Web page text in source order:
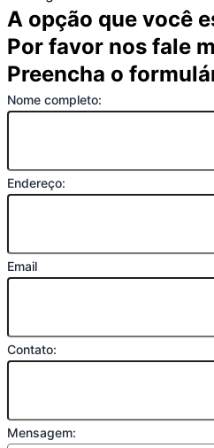
A opção que você
Por favor nos fale
Preencha o
Nome completo:
Endereço:
Email
Contato:
Mensagem: